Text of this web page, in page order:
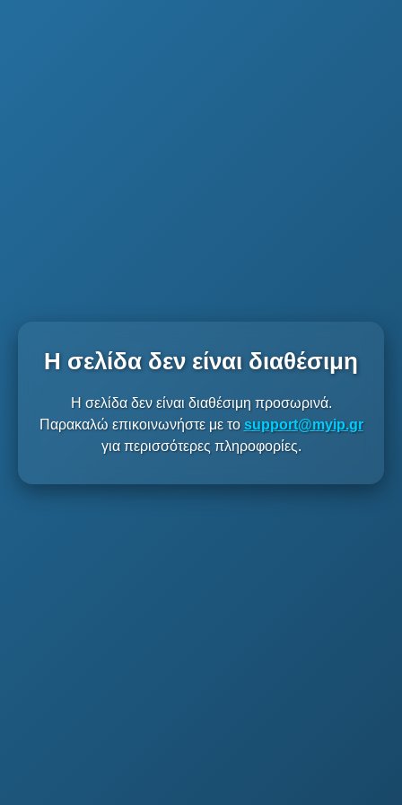
Η σελίδα δεν είναι διαθέσιμη
Η σελίδα δεν είναι διαθέσιμη προσωρινά.
Παρακαλώ επικοινωνήστε με το support@myip.gr
για περισσότερες πληροφορίες.